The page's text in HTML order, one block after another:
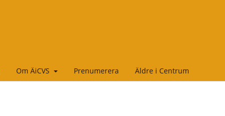
Om ÄiCVS Prenumerera Äldre i Centrum